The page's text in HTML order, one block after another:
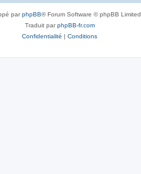
parphpBB® Forum Software © phpBB Limited
Traduit parphpBB-fr.com
Confidentialité | Conditions